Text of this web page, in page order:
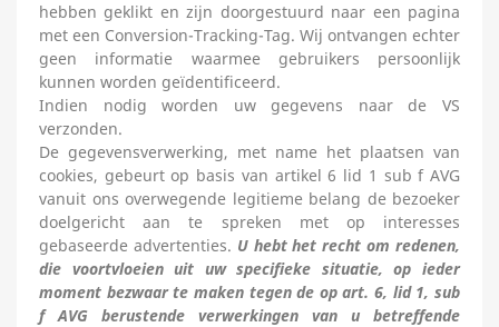
hebben geklikt en zijn doorgestuurd naar een pagina
met een Conversion-Tracking-Tag. Wij ontvangen echter
geen informatie waarmee gebruikers persoonlijk
kunnen worden geïdentificeerd.
Indien nodig worden uw gegevens naar de VS
verzonden.
De gegevensverwerking, met name het plaatsen van
cookies, gebeurt op basis van artikel 6 lid 1 sub f AVG
vanuit ons overwegende legitieme belang de bezoeker
doelgericht aan te spreken met op interesses
gebaseerde advertenties. U hebt het recht om redenen,
die voortvloeien uit uw specifieke situatie, op ieder
moment bezwaar te maken tegen de op art. 6, lid 1, sub
f AVG berustende verwerkingen van u betreffende